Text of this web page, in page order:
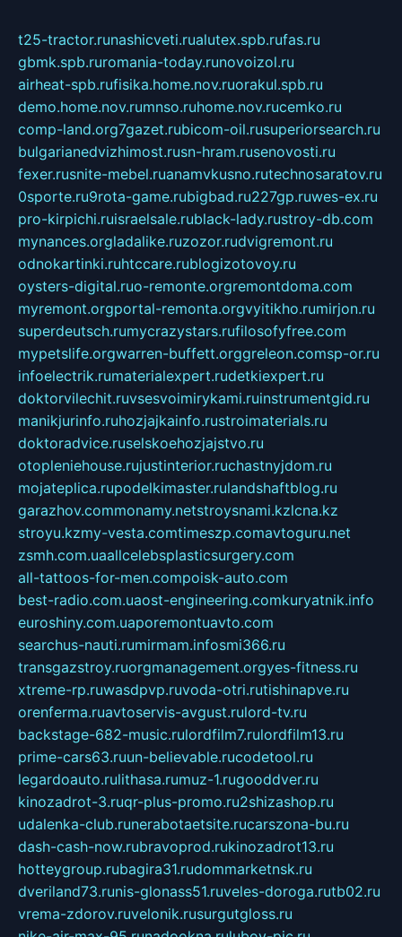
t25-tractor.runashicveti.rualutex.spb.rufas.ru
gbmk.spb.ruromania-today.runovoizol.ru
airheat-spb.rufisika.home.nov.ruorakul.spb.ru
demo.home.nov.rumnso.ruhome.nov.rucemko.ru
comp-land.org7gazet.rubicom-oil.rusuperiorsearch.ru
bulgarianedvizhimost.rusn-hram.rusenovosti.ru
fexer.rusnite-mebel.ruanamvkusno.rutechnosaratov.ru
0sporte.ru9rota-game.rubigbad.ru227gp.ruwes-ex.ru
pro-kirpichi.ruisraelsale.rublack-lady.rustroy-db.com
mynances.orgladalike.ruzozor.rudvigremont.ru
odnokartinki.ruhtccare.rublogizotovoy.ru
oysters-digital.ruo-remonte.orgremontdoma.com
myremont.orgportal-remonta.orgvyitikho.rumirjon.ru
superdeutsch.rumycrazystars.rufilosofyfree.com
mypetslife.orgwarren-buffett.orggreleon.comsp-or.ru
infoelectrik.rumaterialexpert.rudetkiexpert.ru
doktorvilechit.ruvsesvoimirykami.ruinstrumentgid.ru
manikjurinfo.ruhozjajkainfo.rustroimaterials.ru
doktoradvice.ruselskoehozjajstvo.ru
otopleniehouse.rujustinterior.ruchastnyjdom.ru
mojateplica.rupodelkimaster.rulandshaftblog.ru
garazhov.commonamy.netstroysnami.kzlcna.kz
stroyu.kzmy-vesta.comtimeszp.comavtoguru.net
zsmh.com.uaallcelebsplasticsurgery.com
all-tattoos-for-men.compoisk-auto.com
best-radio.com.uaost-engineering.comkuryatnik.info
euroshiny.com.uaporemontuavto.com
searchus-nauti.rumirmam.infosmi366.ru
transgazstroy.ruorgmanagement.orgyes-fitness.ru
xtreme-rp.ruwasdpvp.ruvoda-otri.rutishinapve.ru
orenferma.ruavtoservis-avgust.rulord-tv.ru
backstage-682-music.rulordfilm7.rulordfilm13.ru
prime-cars63.ruun-believable.rucodetool.ru
legardoauto.rulithasa.rumuz-1.rugooddver.ru
kinozadrot-3.ruqr-plus-promo.ru2shizashop.ru
udalenka-club.runerabotaetsite.rucarszona-bu.ru
dash-cash-now.rubravoprod.rukinozadrot13.ru
hotteygroup.rubagira31.rudommarketnsk.ru
dveriland73.runis-glonass51.ruveles-doroga.rutb02.ru
vrema-zdorov.ruvelonik.rusurgutgloss.ru